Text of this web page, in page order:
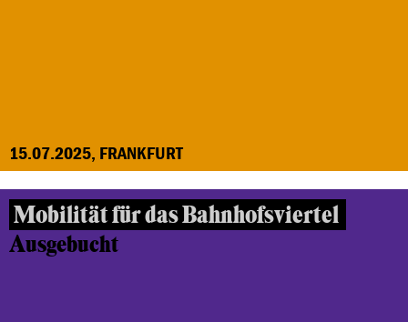
15.07.2025, FRANKFURT
Mobilität für das Bahnhofsviertel
Ausgebucht